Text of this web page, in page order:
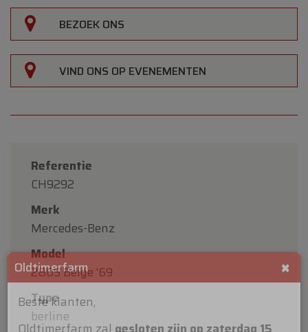
BEZOEK ONS
VIND ONS OP EVENEMENTEN
Referentie
CH9292
Merk
Mercedes-Benz
Model
280S Beige '69
Type
berline
Oldtimerfarm